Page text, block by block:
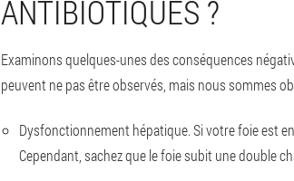
ANTIBIOTIQUES ?
Examinons quelques-unes des conséquences
peuvent ne pas être observés, mais nous sommes
Dysfonctionnement hépatique. Si votre foie est
Cependant, sachez que le foie subit une double